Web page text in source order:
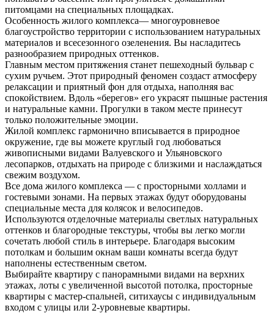
питомцами на специальных площадках.
Особенность жилого комплекса— многоуровневое
благоустройство территории с использованием натуральных
материалов и всесезонного озеленения. Вы насладитесь
разнообразием природных оттенков.
Главным местом притяжения станет пешеходный бульвар с
сухим ручьем. Этот природный феномен создаст атмосферу
релаксации и приятный фон для отдыха, наполняя вас
спокойствием. Вдоль «берегов» его украсят пышные растения
и натуральные камни. Прогулки в таком месте принесут
только положительные эмоции.
Жилой комплекс гармонично вписывается в природное
окружение, где вы можете круглый год любоваться
живописными видами Валуевского и Ульяновского
лесопарков, отдыхать на природе с близкими и наслаждаться
свежим воздухом.
Все дома жилого комплекса — с просторными холлами и
гостевыми зонами. На первых этажах будут оборудованы
специальные места для колясок и велосипедов.
Используются отделочные материалы светлых натуральных
оттенков и благородные текстуры, чтобы вы легко могли
сочетать любой стиль в интерьере. Благодаря высоким
потолкам и большим окнам ваши комнаты всегда будут
наполнены естественным светом.
Выбирайте квартиру с панорамными видами на верхних
этажах, лоты с увеличенной высотой потолка, просторные
квартиры с мастер-спальней, ситихаусы с индивидуальным
входом с улицы или 2-уровневые квартиры.